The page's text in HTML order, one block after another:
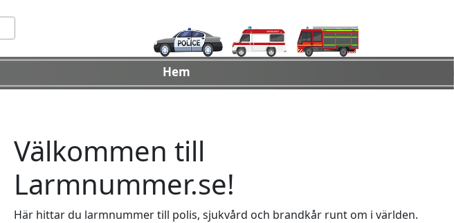
Hem
Välkommen till
Larmnummer.se!
Här hittar du larmnummer till polis, sjukvård och brandkår runt om i världen.